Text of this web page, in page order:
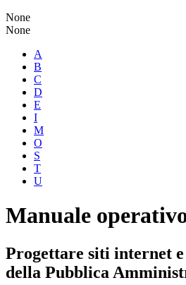
None
None
A
B
C
D
E
I
M
O
S
T
U
Manuale
Progettare siti internet
della Pubblica